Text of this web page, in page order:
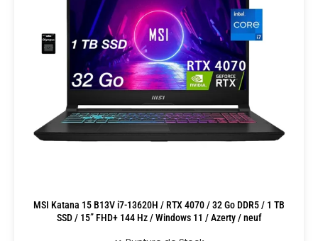
MSI Katana 15 B13V i7-13620H / RTX 4070 / 32 Go DDR5 / 1 TB
SSD / 15” FHD+ 144 Hz / Windows 11 / Azerty / neuf